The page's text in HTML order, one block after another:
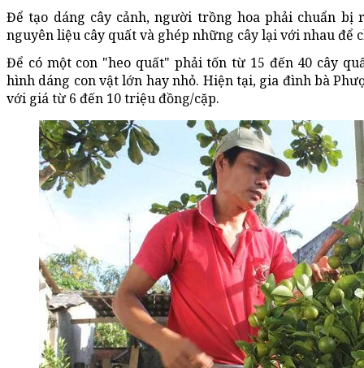
Để tạo dáng cây cảnh, người trồng hoa phải chuẩn bị
nguyên liệu cây quất và ghép những cây lại với nhau để
Để có một con "heo quất" phải tốn từ 15 đến 40 cây
hình dáng con vật lớn hay nhỏ. Hiện tại, gia đình bà
với giá từ 6 đến 10 triệu đồng/cặp.